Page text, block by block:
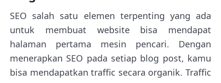
SEO salah satu elemen terpenting yang ada
untuk membuat website bisa mendapat
halaman pertama mesin pencari. Dengan
menerapkan SEO pada setiap blog post, kamu
bisa mendapatkan traffic secara organik. Traffic